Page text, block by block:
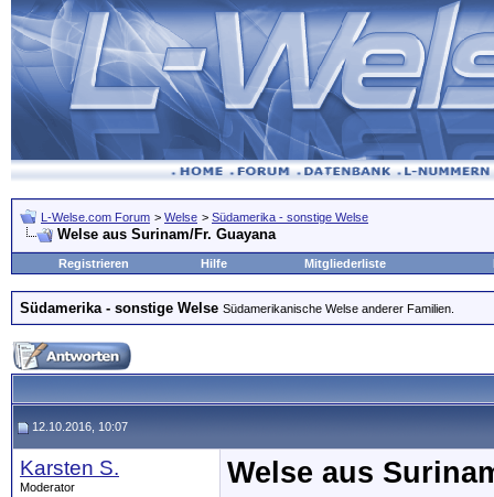
L-Welse.com Forum > Welse > Südamerika - sonstige Welse
Welse aus Surinam/Fr. Guayana
Registrieren Hilfe Mitgliederliste
Südamerika - sonstige Welse Südamerikanische Welse anderer Familien.
12.10.2016, 10:07
Karsten S.
Moderator Welse aus